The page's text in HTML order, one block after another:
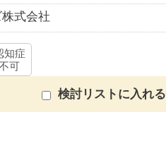
式会社
知症
可
検討リストに入れる